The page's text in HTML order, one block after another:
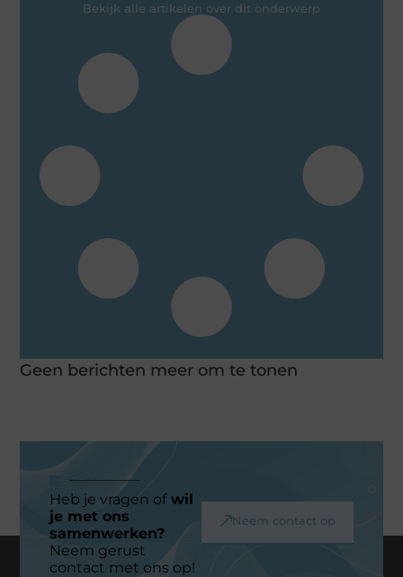
Bekijk alle artikelen over dit onderwerp
Geen berichten meer om te tonen
Heb je vragen ofwil
je met ons
samenwerken?
Neem gerust
contact met ons op!
Neem contact op